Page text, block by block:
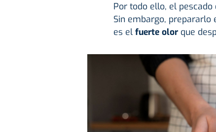
Por todo ello, el pescado
Sin embargo, prepararlo
es el fuerte olorque